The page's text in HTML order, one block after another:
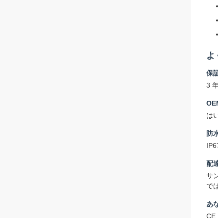
よ
保
3
は
防
配
サ
で
あ